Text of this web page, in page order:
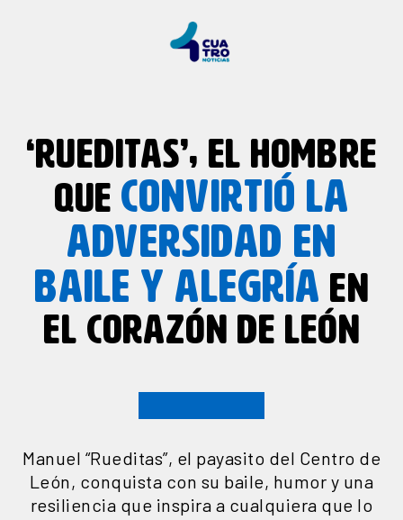
‘RUEDITAS’, EL HOMBRE
QUE CONVIRTIÓ LA
ADVERSIDAD EN
BAILE Y ALEGRÍA EN
EL CORAZÓN DE LEÓN
Manuel “Rueditas”, el payasito del Centro de
León, conquista con su baile, humor y una
resiliencia que inspira a cualquiera que lo